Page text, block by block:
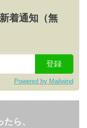
着通知（無
Powered by Mailwind
ら、